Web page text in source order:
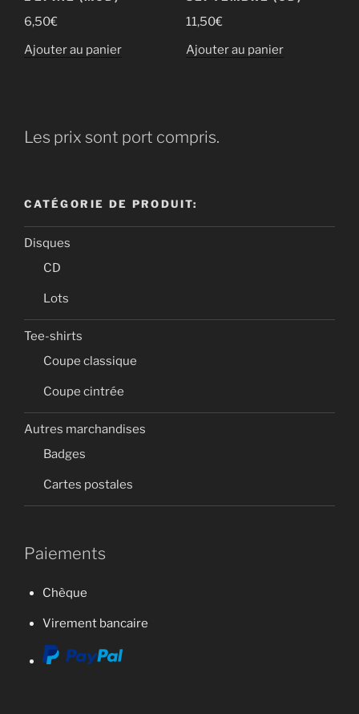
6,50€
Ajouter au panier
11,50€
Ajouter au panier
Les prix sont port compris.
CATÉGORIE DE PRODUIT:
Disques
CD
Lots
Tee-shirts
Coupe classique
Coupe cintrée
Autres marchandises
Badges
Cartes postales
Paiements
Chèque
Virement bancaire